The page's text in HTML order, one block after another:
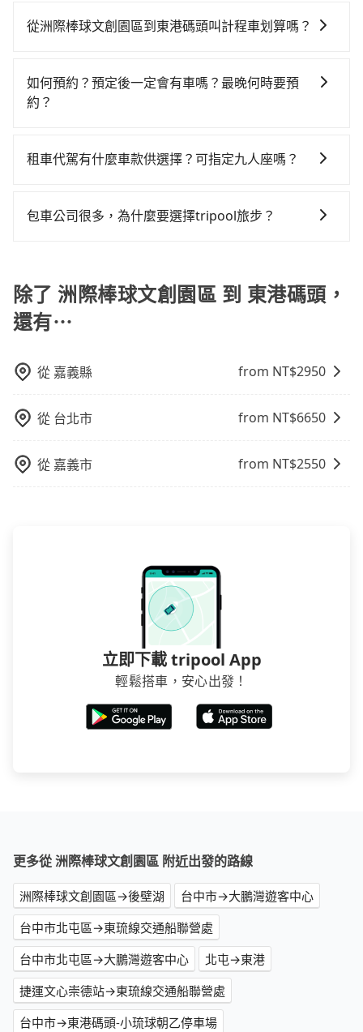
現場購票並於月台排隊的時間約20分鐘，再乘坐45~68
程車，搭上小黃後約花59分鐘、車費1,400元後，抵達東
港碼頭 (屏東縣東港鎮) 的目的地。全程加上轉車時間共2
看乘客是外地人便漫天喊價或恣意繞路。但如果全程使
僅每人至少額外負擔20元車資，而且更會額外浪費6分鐘
時不需要閉目養神（因為要自己開車），最重要的是你
$115~205承租小轎車，每公里再額外加收$3.2，從洲際
棒球文創園區到東港碼頭的花費預估為
時40元路邊停車費用預估進去，但額外的汽車保險與可
差的車款，如果人數超過四位，更是沒有較大的七人座
樣。另外，偶爾也會遇到明明已經預約了時間但上一位
用戶卻遲遲尚未歸還，又或者要還車時卻偏偏找不到停
車位，對於急著用車或者要載其他乘客的人來說就有不
使用時還是有其區域的限制，實際可停靠的地點與你的
就顯得非常不便。
從洲際棒球文創園區到東港碼頭叫計程車划算嗎？
灣大車隊、Uber、Line Taxi、Yoxi等，如果在路邊攔不
到車，也可考慮打電話至洲際棒球文創園區附近的計程
5,850~7,000元間，但如改預約tripool可省高達
其叫車的難度是雙北市的310倍。再加上台中市有些計程
東港碼頭的最佳選擇。
如何預約？預定後一定會有車嗎？最晚何時要預
約？
服務，可直接線上輸入上下車地點或地址，三秒內即可
簡訊以及電子郵件確認信，如此就完成預約了，而司機
價，如臨時需要，前一天傍晚五點前仍會收單，最遲如
當天下午過後乘車，四小時前仍能預約。
租車代駕有什麼車款供選擇？可指定九人座嗎？
型車為主，車款品牌以豐田Toyota、福特Ford、福斯
特殊需求或人數較多，需要大T保母車、20人座中巴、
40人座大巴或遊覽車，可特別填單並另外報價。
包車公司很多，為什麼要選擇tripool旅步？
旅途安全無憂，我們的司機都是專業且可靠的職業駕
駛。關於價格，旅步官網可一鍵即時查價，所示價格絕
無隱藏費用，且還提供優於其他業者更彈性的取消政
往市區還是郊區，我們都可以為您提供最佳的旅遊體
驗。所以，如果您正在尋找一家可靠的包車公司，
tripool旅步絕對是您值得信任的不二選擇！
除了 洲際棒球文創園區 到 東港碼頭，
還有⋯
從 嘉義縣 from NT$2950
從 台北市 from NT$6650
從 嘉義市 from NT$2550
立即下載 tripool App
輕鬆搭車，安心出發！
更多從 洲際棒球文創園區 附近出發的路線
洲際棒球文創園區→後壁湖
台中市→大鵬灣遊客中心
台中市北屯區→東琉線交通船聯營處
台中市北屯區→大鵬灣遊客中心
北屯→東港
捷運文心崇德站→東琉線交通船聯營處
台中市→東港碼頭-小琉球朝乙停車場